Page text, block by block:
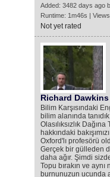
Added: 3482 days ago
Runtime: 1m46s |
Not yet rated
Richard Dawkins
Bilim Karşısındaki
bilim alanında
Olasılıksızlık
hakkındaki
Oxford'lı profesörü
Gerçek bir gülleden
daha ağır. Şimdi
Topu bırakın ve
burnunuzun ucunda